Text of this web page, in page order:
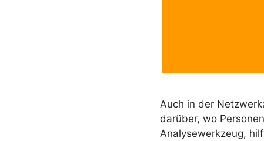
Auch in der
darüber, wo
Analysewerkzeug,